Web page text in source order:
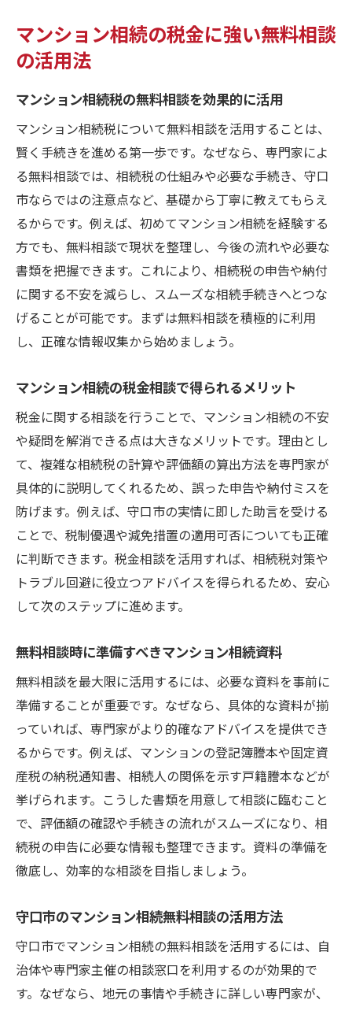
マンション相続の税金に強い無料相談
の活用法
マンション相続税の無料相談を効果的に活用
マンション相続税について無料相談を活用することは、
賢く手続きを進める第一歩です。なぜなら、専門家によ
る無料相談では、相続税の仕組みや必要な手続き、守口
市ならではの注意点など、基礎から丁寧に教えてもらえ
るからです。例えば、初めてマンション相続を経験する
方でも、無料相談で現状を整理し、今後の流れや必要な
書類を把握できます。これにより、相続税の申告や納付
に関する不安を減らし、スムーズな相続手続きへとつな
げることが可能です。まずは無料相談を積極的に利用
し、正確な情報収集から始めましょう。
マンション相続の税金相談で得られるメリット
税金に関する相談を行うことで、マンション相続の不安
や疑問を解消できる点は大きなメリットです。理由とし
て、複雑な相続税の計算や評価額の算出方法を専門家が
具体的に説明してくれるため、誤った申告や納付ミスを
防げます。例えば、守口市の実情に即した助言を受ける
ことで、税制優遇や減免措置の適用可否についても正確
に判断できます。税金相談を活用すれば、相続税対策や
トラブル回避に役立つアドバイスを得られるため、安心
して次のステップに進めます。
無料相談時に準備すべきマンション相続資料
無料相談を最大限に活用するには、必要な資料を事前に
準備することが重要です。なぜなら、具体的な資料が揃
っていれば、専門家がより的確なアドバイスを提供でき
るからです。例えば、マンションの登記簿謄本や固定資
産税の納税通知書、相続人の関係を示す戸籍謄本などが
挙げられます。こうした書類を用意して相談に臨むこと
で、評価額の確認や手続きの流れがスムーズになり、相
続税の申告に必要な情報も整理できます。資料の準備を
徹底し、効率的な相談を目指しましょう。
守口市のマンション相続無料相談の活用方法
守口市でマンション相続の無料相談を活用するには、自
治体や専門家主催の相談窓口を利用するのが効果的で
す。なぜなら、地元の事情や手続きに詳しい専門家が、